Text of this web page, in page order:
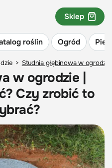
roślin Ogród
Sklep
> Studnia głębinowa w
w ogrodzie |
Czy zrobić to